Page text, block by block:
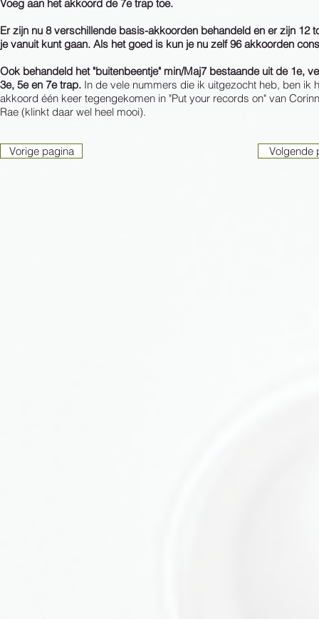
Voeg aan het akkoord de 7e trap toe.
Er zijn nu 8 verschillende basis-akkoorden behandeld en er zijn 12
je vanuit kunt gaan. Als het goed is kun je nu zelf 96 akkoorden
Ook behandeld het "buitenbeentje" min/Maj7 bestaande uit de 1e,
3e, 5e en 7e trap. In de vele nummers die ik uitgezocht heb, ben ik
akkoord één keer tegengekomen in "Put your records on" van
Rae (klinkt daar wel heel mooi).
Vorige pagina Volgende